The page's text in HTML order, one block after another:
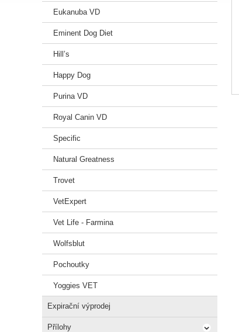
Eukanuba VD
Eminent Dog Diet
Hill’s
Happy Dog
Purina VD
Royal Canin VD
Specific
Natural Greatness
Trovet
VetExpert
Vet Life - Farmina
Wolfsblut
Pochoutky
Yoggies VET
Expirační výprodej
Přílohy